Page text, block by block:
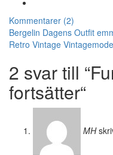
Kommentarer (2)
Bergelin Dagens Outfit
Retro Vintage Vintagemode
2 svar till
fortsätter“
MH